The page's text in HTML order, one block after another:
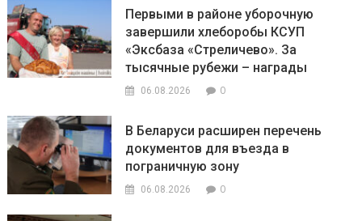
Первыми в районе уборочную
завершили хлеборобы КСУП
«Эксбаза «Стреличево». За
тысячные рубежи – награды
06.08.2026 0
В Беларуси расширен перечень
документов для въезда в
пограничную зону
06.08.2026 0